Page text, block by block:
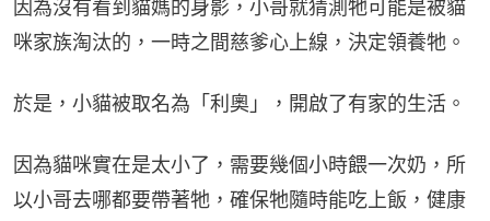
因為沒有看到貓媽的身影，小哥就猜測牠可能是被貓
咪家族淘汰的，一時之間慈爹心上線，決定領養牠。
於是，小貓被取名為「利奧」，開啟了有家的生活。
因為貓咪實在是太小了，需要幾個小時餵一次奶，所
以小哥去哪都要帶著牠，確保牠隨時能吃上飯，健康